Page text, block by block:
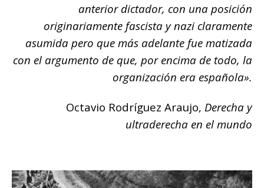
anterior dictador, con una posición
originariamente fascista y nazi claramente
asumida pero que más adelante fue matizada
con el argumento de que, por encima de todo, la
organización era española».
Octavio Rodríguez Araujo, Derecha y
ultraderecha en el mundo